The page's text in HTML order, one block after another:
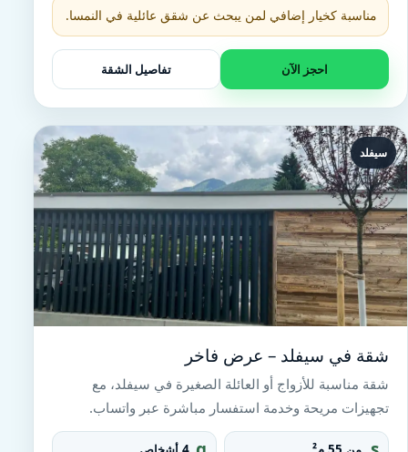
fo
o
t
e
n
مناسبة كخيار إضافي لمن يبحث عن شقق عائلية في النمسا.
احجز الآن تفاصيل الشقة
سيفلد
شقة في سيفلد – عرض فاخر
شقة مناسبة للأزواج أو العائلة الصغيرة في سيفلد، مع
تجهيزات مريحة وخدمة استفسار مباشرة عبر واتساب.